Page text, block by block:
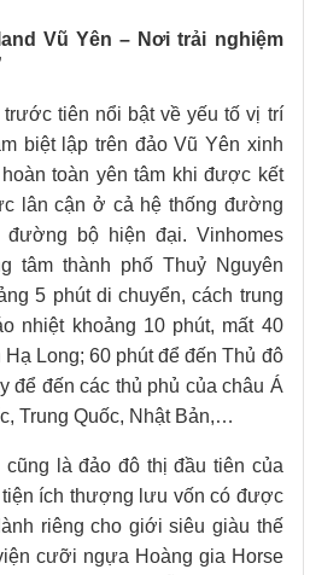
Vũ Yên – Nơi trải nghiệm
tiên nổi bật về yếu tố vị trí
biệt lập trên đảo Vũ Yên xinh
toàn yên tâm khi được kết
lân cận ở cả hệ thống đường
đường bộ hiện đại. Vinhomes
tâm thành phố Thuỷ Nguyên
5 phút di chuyển, cách trung
nhiệt khoảng 10 phút, mất 40
Long; 60 phút để đến Thủ đô
để đến các thủ phủ của châu Á
Trung Quốc, Nhật Bản,…
cũng là đảo đô thị đầu tiên của
ích thượng lưu vốn có được
riêng cho giới siêu giàu thế
cưỡi ngựa Hoàng gia Horse